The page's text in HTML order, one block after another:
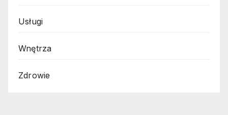
Usługi
Wnętrza
Zdrowie